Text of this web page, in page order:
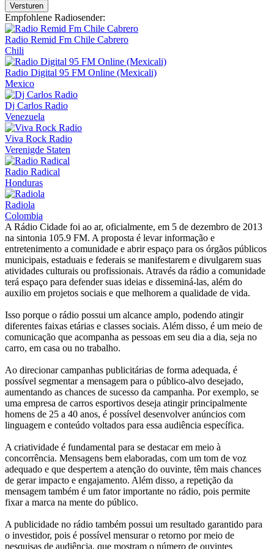
Versturen
Empfohlene Radiosender:
Radio Remid Fm Chile Cabrero
Chili
Radio Digital 95 FM Online (Mexicali)
Mexico
Dj Carlos Radio
Venezuela
Viva Rock Radio
Verenigde Staten
Radio Radical
Honduras
Radiola
Colombia
A Rádio Cidade foi ao ar, oficialmente, em 5 de dezembro de 2013
na sintonia 105.9 FM. A proposta é levar informação e
entretenimento a comunidade e abrir espaço para os órgãos públicos
municipais, estaduais e federais se manifestarem e divulgarem suas
atividades culturais ou profissionais. Através da rádio a comunidade
terá espaço para defender suas ideias e disseminá-las, além do
auxilio em projetos sociais e que melhorem a qualidade de vida.
Isso porque o rádio possui um alcance amplo, podendo atingir
diferentes faixas etárias e classes sociais. Além disso, é um meio de
comunicação que acompanha as pessoas em seu dia a dia, seja no
carro, em casa ou no trabalho.
Ao direcionar campanhas publicitárias de forma adequada, é
possível segmentar a mensagem para o público-alvo desejado,
aumentando as chances de sucesso da campanha. Por exemplo, se
uma empresa de carros esportivos deseja atingir principalmente
homens de 25 a 40 anos, é possível desenvolver anúncios com
linguagem e conteúdo voltados para essa audiência específica.
A criatividade é fundamental para se destacar em meio à
concorrência. Mensagens bem elaboradas, com um tom de voz
adequado e que despertem a atenção do ouvinte, têm mais chances
de gerar impacto e engajamento. Além disso, a repetição da
mensagem também é um fator importante no rádio, pois permite
fixar a marca na mente do público.
A publicidade no rádio também possui um resultado garantido para
o investidor, pois é possível mensurar o retorno por meio de
pesquisas de audiência, que mostram o número de ouvintes